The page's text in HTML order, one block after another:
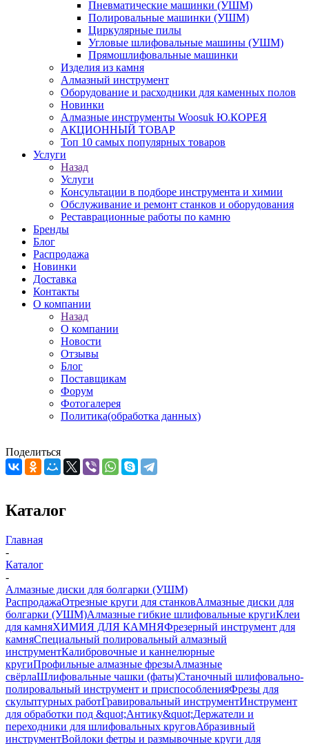
Пневматические машинки (УШМ)
Полировальные машинки (УШМ)
Циркулярные пилы
Угловые шлифовальные машины (УШМ)
Прямошлифовальные машинки
Изделия из камня
Алмазный инструмент
Оборудование и расходники для каменных полов
Новинки
Алмазные инструменты Woosuk Ю.КОРЕЯ
АКЦИОННЫЙ ТОВАР
Топ 10 самых популярных товаров
Услуги
Назад
Услуги
Консультации в подборе инструмента и химии
Обслуживание и ремонт станков и оборудования
Реставрационные работы по камню
Бренды
Блог
Распродажа
Новинки
Доставка
Контакты
О компании
Назад
О компании
Новости
Отзывы
Блог
Поставщикам
Форум
Фотогалерея
Политика(обработка данных)
Поделиться
Каталог
Главная
-
Каталог
-
Алмазные диски для болгарки (УШМ)
РаспродажаОтрезные круги для станковАлмазные диски для
болгарки (УШМ)Алмазные гибкие шлифовальные кругиКлеи
для камняХИМИЯ ДЛЯ КАМНЯФрезерный инструмент для
камняСпециальный полировальный алмазный
инструментКалибровочные и каннелюрные
кругиПрофильные алмазные фрезыАлмазные
свёрлаШлифовальные чашки (фаты)Станочный шлифовально-
полировальный инструмент и приспособленияФрезы для
скульптурных работГравировальный инструментИнструмент
для обработки под &quot;Антику&quot;Держатели и
переходники для шлифовальных круговАбразивный
инструментВойлоки фетры и размывочные круги для